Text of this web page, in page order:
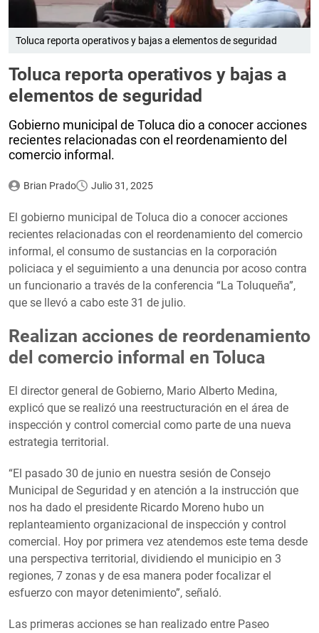
Toluca reporta operativos y bajas a elementos de seguridad
Toluca reporta operativos y bajas a
elementos de seguridad
Gobierno municipal de Toluca dio a conocer acciones
recientes relacionadas con el reordenamiento del
comercio informal.
Brian Prado Julio 31, 2025
El gobierno municipal de Toluca dio a conocer acciones
recientes relacionadas con el reordenamiento del comercio
informal, el consumo de sustancias en la corporación
policiaca y el seguimiento a una denuncia por acoso contra
un funcionario a través de la conferencia “La Toluqueña”,
que se llevó a cabo este 31 de julio.
Realizan acciones de reordenamiento
del comercio informal en Toluca
El director general de Gobierno, Mario Alberto Medina,
explicó que se realizó una reestructuración en el área de
inspección y control comercial como parte de una nueva
estrategia territorial.
“El pasado 30 de junio en nuestra sesión de Consejo
Municipal de Seguridad y en atención a la instrucción que
nos ha dado el presidente Ricardo Moreno hubo un
replanteamiento organizacional de inspección y control
comercial. Hoy por primera vez atendemos este tema desde
una perspectiva territorial, dividiendo el municipio en 3
regiones, 7 zonas y de esa manera poder focalizar el
esfuerzo con mayor detenimiento”, señaló.
Las primeras acciones se han realizado entre Paseo